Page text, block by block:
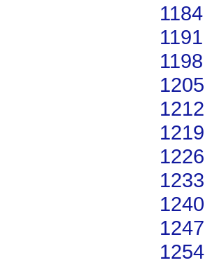
1184
1191
1198
1205
1212
1219
1226
1233
1240
1247
1254